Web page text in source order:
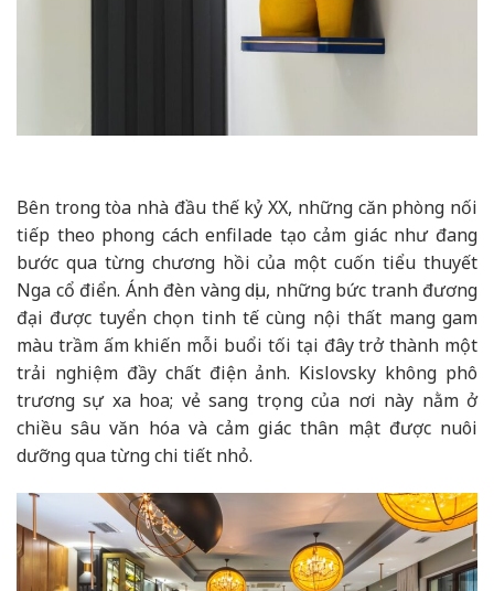
Bên trong tòa nhà đầu thế kỷ XX, những căn phòng nối
tiếp theo phong cách enfilade tạo cảm giác như đang
bước qua từng chương hồi của một cuốn tiểu thuyết
Nga cổ điển. Ánh đèn vàng dịu, những bức tranh đương
đại được tuyển chọn tinh tế cùng nội thất mang gam
màu trầm ấm khiến mỗi buổi tối tại đây trở thành một
trải nghiệm đầy chất điện ảnh. Kislovsky không phô
trương sự xa hoa; vẻ sang trọng của nơi này nằm ở
chiều sâu văn hóa và cảm giác thân mật được nuôi
dưỡng qua từng chi tiết nhỏ.